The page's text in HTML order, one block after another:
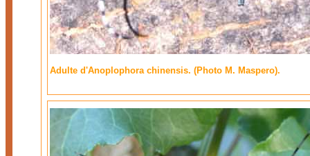
Adulte d'Anoplophora chinensis. (Photo M. Maspero).